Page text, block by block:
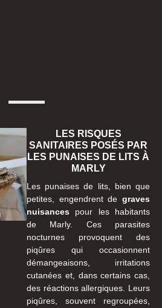
LES RISQUES
SANITAIRES POSÉS PAR
LES PUNAISES DE LITS À
MARLY
Les punaises de lits, bien que
petites, engendrent de graves
nuisances pour les habitants
de Marly. Ces parasites
nocturnes provoquent des
piqûres qui occasionnent
démangeaisons, irritations
cutanées et, dans certains cas,
des réactions allergiques. Leurs
piqûres, souvent regroupées,